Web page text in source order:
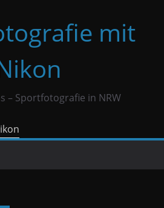
mit
– Sportfotografie in NRW